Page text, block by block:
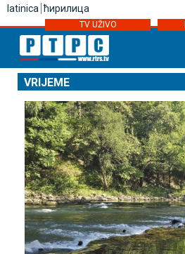
latinica ћирилица
TV UŽIVO
VRIJEME